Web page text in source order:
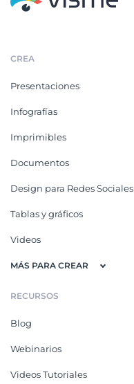
CREA
Presentaciones
Infografías
Imprimibles
Documentos
Design para Redes Sociales
Tablas y gráficos
Videos
MÁS PARA CREAR
RECURSOS
Blog
Webinarios
Videos Tutoriales